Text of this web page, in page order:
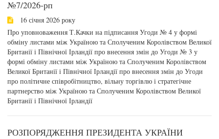
№7/2026-рп
16 січня 2026 року
Про уповноваження Т.Качки на підписання Угоди № 4 у формі
обміну листами між Україною та Сполученим Королівством Великої
Британії і Північної Ірландії про внесення змін до Угоди № 3 у
формі обміну листами між Україною та Сполученим Королівством
Великої Британії і Північної Ірландії про внесення змін до Угоди
про політичне співробітництво, вільну торгівлю і стратегічне
партнерство між Україною та Сполученим Королівством Великої
Британії і Північної Ірландії
РОЗПОРЯДЖЕННЯ ПРЕЗИДЕНТА УКРАЇНИ